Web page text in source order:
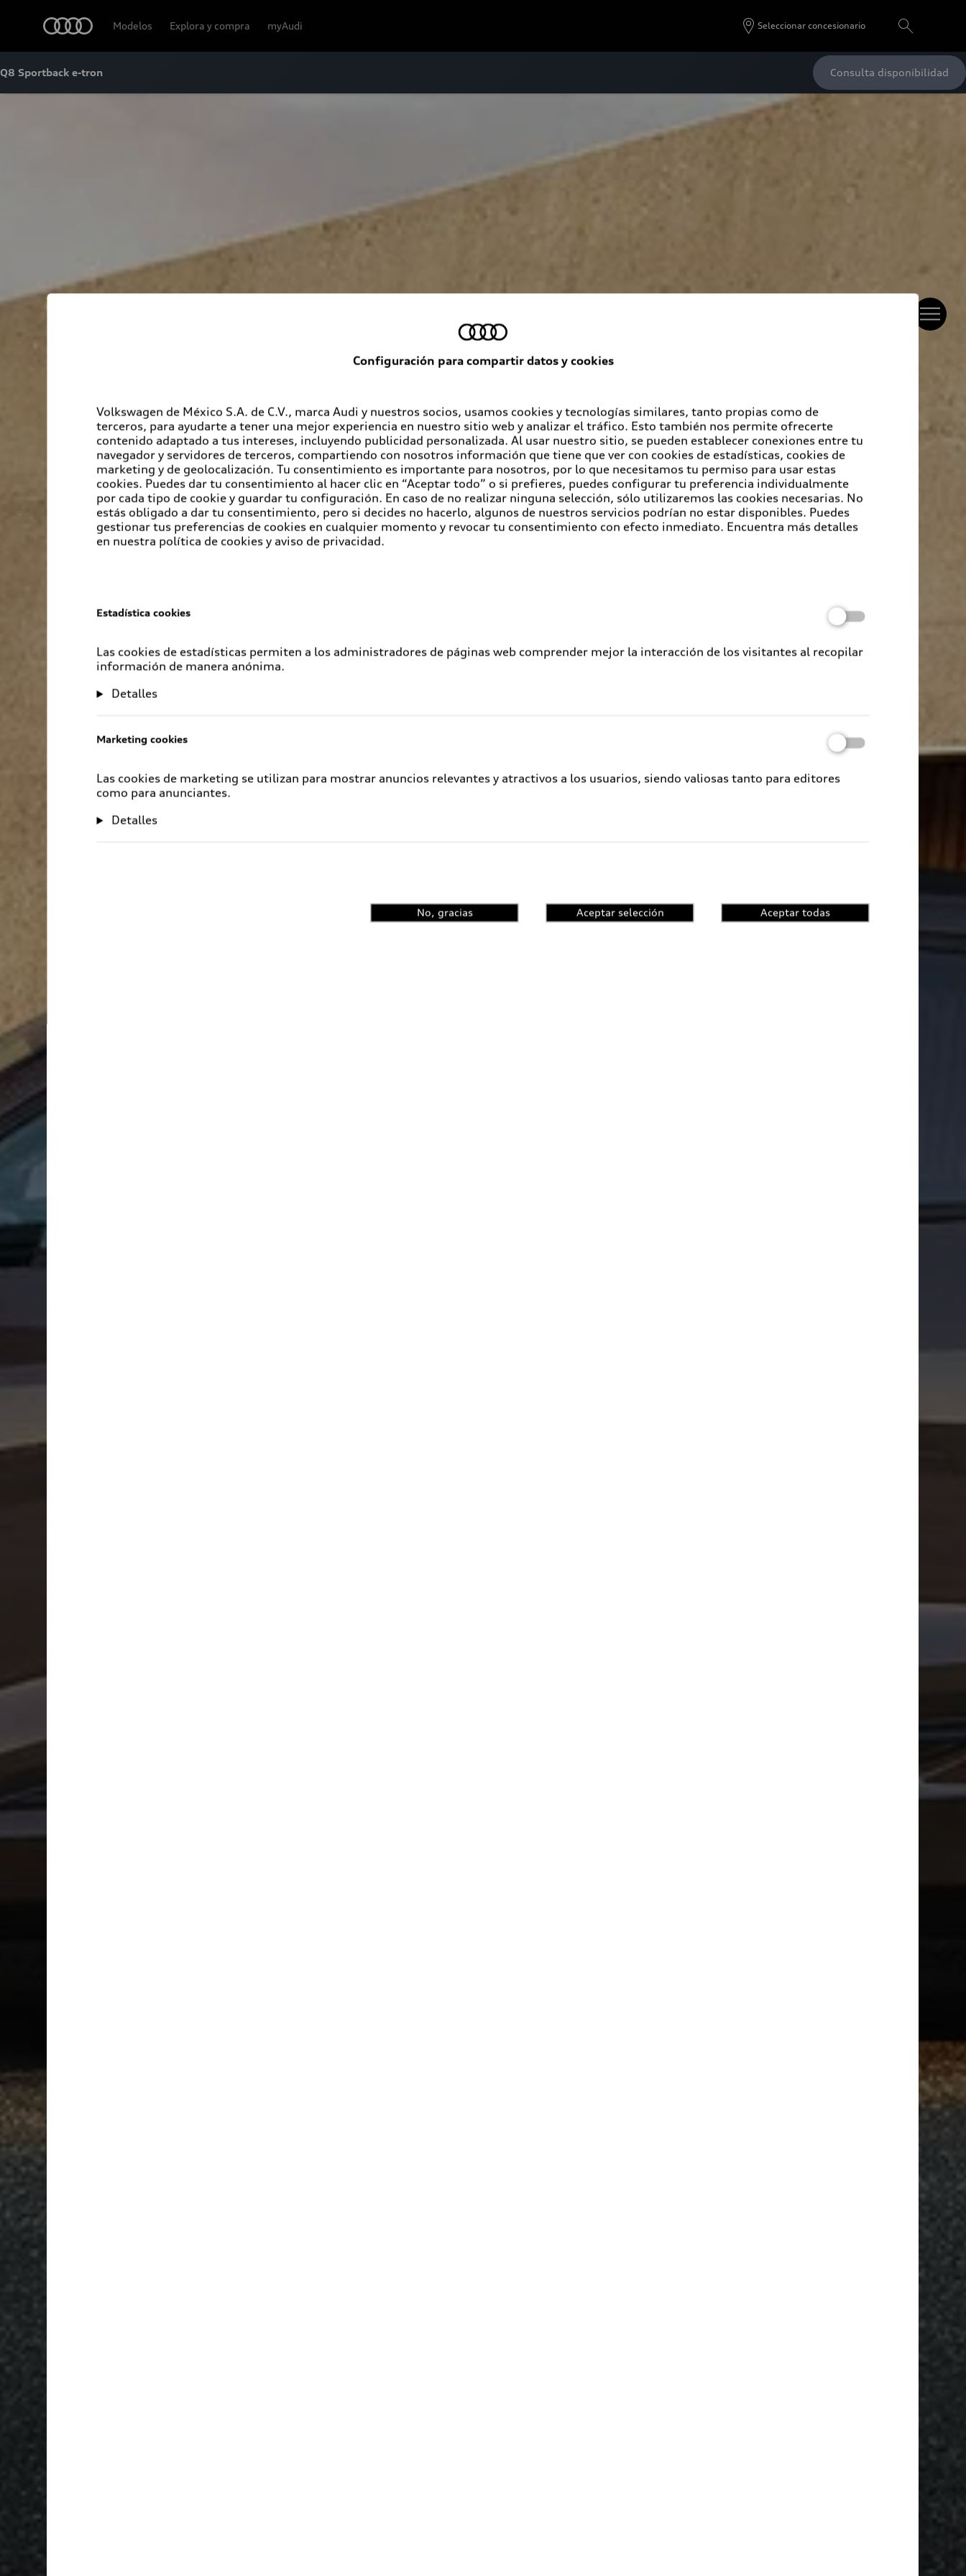
Modelos Explora y compra myAudi Seleccionar concesionario
Q8 Sportback e-tron Consulta disponibilidad
Configuración para compartir datos y cookies
Volkswagen de México S.A. de C.V., marca Audi y nuestros socios, usamos cookies y tecnologías similares, tanto propias como de
terceros, para ayudarte a tener una mejor experiencia en nuestro sitio web y analizar el tráfico. Esto también nos permite ofrecerte
contenido adaptado a tus intereses, incluyendo publicidad personalizada. Al usar nuestro sitio, se pueden establecer conexiones entre tu
navegador y servidores de terceros, compartiendo con nosotros información que tiene que ver con cookies de estadísticas, cookies de
marketing y de geolocalización. Tu consentimiento es importante para nosotros, por lo que necesitamos tu permiso para usar estas
cookies. Puedes dar tu consentimiento al hacer clic en “Aceptar todo” o si prefieres, puedes configurar tu preferencia individualmente
por cada tipo de cookie y guardar tu configuración. En caso de no realizar ninguna selección, sólo utilizaremos las cookies necesarias. No
estás obligado a dar tu consentimiento, pero si decides no hacerlo, algunos de nuestros servicios podrían no estar disponibles. Puedes
gestionar tus preferencias de cookies en cualquier momento y revocar tu consentimiento con efecto inmediato. Encuentra más detalles
en nuestra política de cookies y aviso de privacidad.
Estadística cookies
Las cookies de estadísticas permiten a los administradores de páginas web comprender mejor la interacción de los visitantes al recopilar
información de manera anónima.
Detalles
Marketing cookies
Las cookies de marketing se utilizan para mostrar anuncios relevantes y atractivos a los usuarios, siendo valiosas tanto para editores
como para anunciantes.
Detalles
No, gracias Aceptar selección Aceptar todas